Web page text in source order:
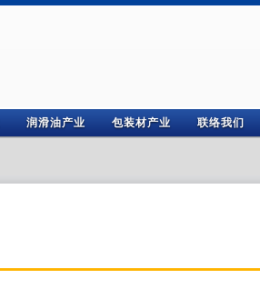
润滑油产业 包装材产业 联络我们